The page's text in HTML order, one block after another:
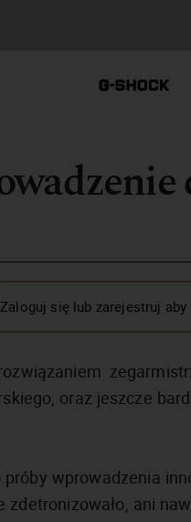
Zaloguj się lub zarejestruj
oraz jeszcze
wprowadzenia
ani